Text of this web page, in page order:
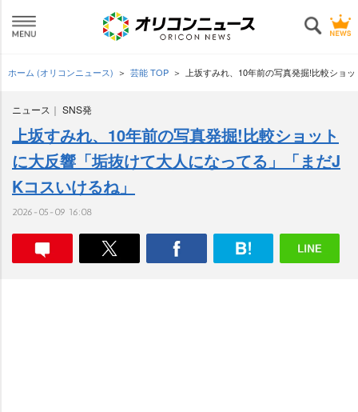
ホーム (オリコンニュース) 芸能 TOP 上坂すみれ、10年前の写真発掘!比較ショ
ニュース SNS発
上坂すみれ、10年前の写真発掘!比較ショット
に大反響「垢抜けて大人になってる」「まだJ
Kコスいけるね」
2026-05-09 16:08